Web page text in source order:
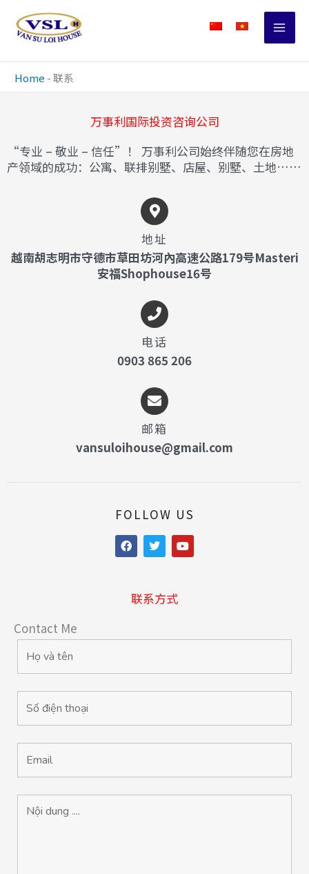
Home -联系
万事利国际投资咨询公司
“专业 – 敬业 – 信任”！ 万事利公司始终伴随您在房地
产领域的成功：公寓、联排别墅、店屋、别墅、土地……
地址
越南胡志明市守德市草田坊河內高速公路179号Masteri
安福Shophouse16号
电话
0903 865 206
邮箱
vansuloihouse@gmail.com
FOLLOW US
F
a
c
o
o
T
w
i
e
r
Y
o
u
联系方式​
Contact Me